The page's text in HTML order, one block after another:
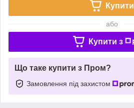
Купити
або
Купити з
Що таке купити з Пром?
Замовлення під захистом